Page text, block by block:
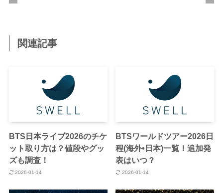
関連記事
BTS日本ライブ2026のチケ
ット取り方は？値段やグッ
ズも調査！
2026-01-14
BTSワールドツアー2026日
程(海外•日本)一覧！追加発
表はいつ？
2026-01-14